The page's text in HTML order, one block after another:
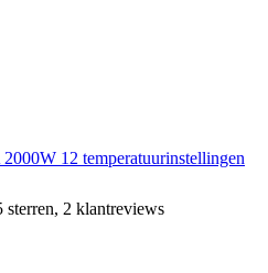
12 temperatuurinstellingen
sterren, 2 klantreviews